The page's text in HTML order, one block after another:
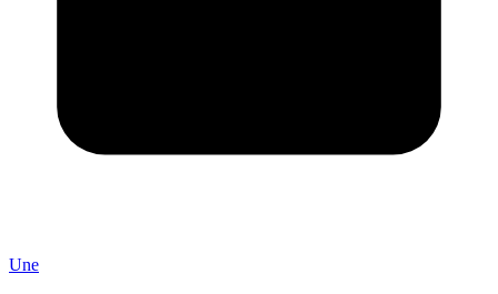
Une